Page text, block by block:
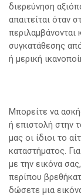
διερεύνηση
απαιτείται όταν
συγκατάθεσης
ή μερική
Μπορείτε να
ή επιστολή στην
μας οι ίδιοι το
καταστήματος.
με την εικόνα
περίπου
δώσετε μια